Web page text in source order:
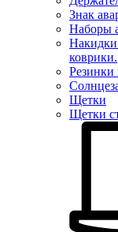
Знак
Наборы
Накидки
коврики.
Резинки
Щетки
Щетки